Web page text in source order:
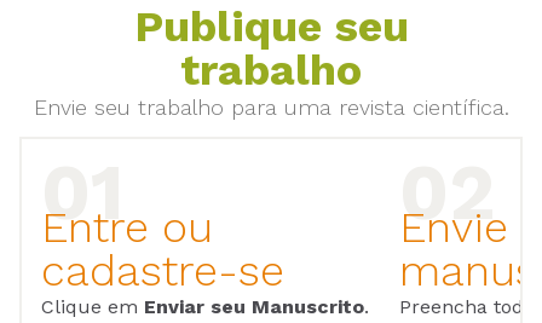
Publique seu
trabalho
Envie seu trabalho para uma revista científica.
Entre ou
cadastre-se
Clique em Enviar seu Manuscrito.
Envie
Preencha